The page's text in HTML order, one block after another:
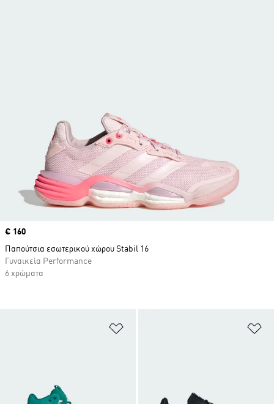
Προσθήκη στη Λίστα Επιθυμιών
Price
€ 160
Παπούτσια εσωτερικού χώρου Stabil 16
Γυναικεία Performance
6 χρώματα